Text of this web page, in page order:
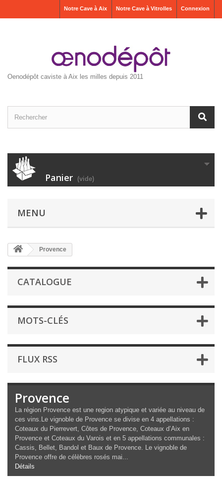
Connexion
Notre Cave à Vitrolles
Notre Cave à Aix
Oenodépôt caviste à Aix les milles depuis 2011
Panier (vide)
MENU
Provence
CATALOGUE
MOTS-CLÉS
FLUX RSS
Provence
La région Provence est une region atypique et variée au niveau de
ces vins.Le vignoble de Provence se divise en 4 appellations :
Coteaux du Pierrevert, Côtes de Provence, Coteaux d’Aix en
Provence et Coteaux du Varois et en 5 appellations communales :
Cassis, Bellet, Bandol et Baux de Provence. Le vignoble de
Provence offre de célèbres rosés mai...
Détails